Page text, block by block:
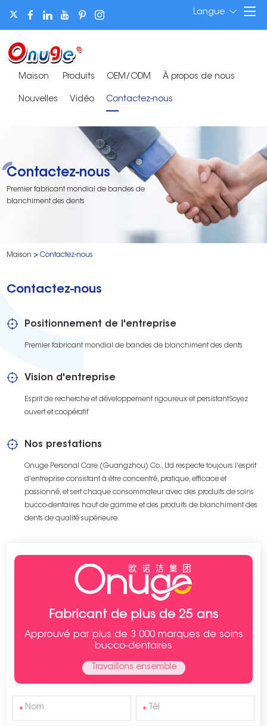
Langue
Maison Produits OEM/ODM À propos de nous
Nouvelles Vidéo Contactez-nous
Contactez-nous
Premier fabricant mondial de bandes de
blanchiment des dents
Maison >Contactez-nous
Contactez-nous
Positionnement de l'entreprise
Premier fabricant mondial de bandes de blanchiment des dents
Vision d'entreprise
Esprit de recherche et développement rigoureux et persistantSoyez
ouvert et coopératif
Nos prestations
Onuge Personal Care (Guangzhou) Co., Ltd respecte toujours l'esprit
d'entreprise consistant à être concentré, pratique, efficace et
passionné, et sert chaque consommateur avec des produits de soins
bucco-dentaires haut de gamme et des produits de blanchiment des
dents de qualité supérieure.
Fabricant de plus de 25 ans
Approuvé par plus de 3 000 marques de soins
bucco-dentaires
Travaillons ensemble